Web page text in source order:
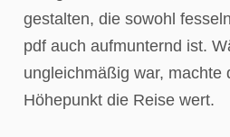
gestalten, die sowohl
pdf auch aufmunternd ist.
ungleichmäßig war, machte
Höhepunkt die Reise wert.